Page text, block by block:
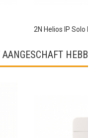
2N Helios IP